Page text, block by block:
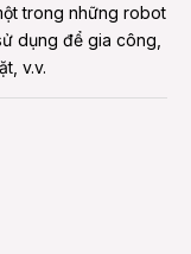
trong những robot
dụng để gia công,
v.v.